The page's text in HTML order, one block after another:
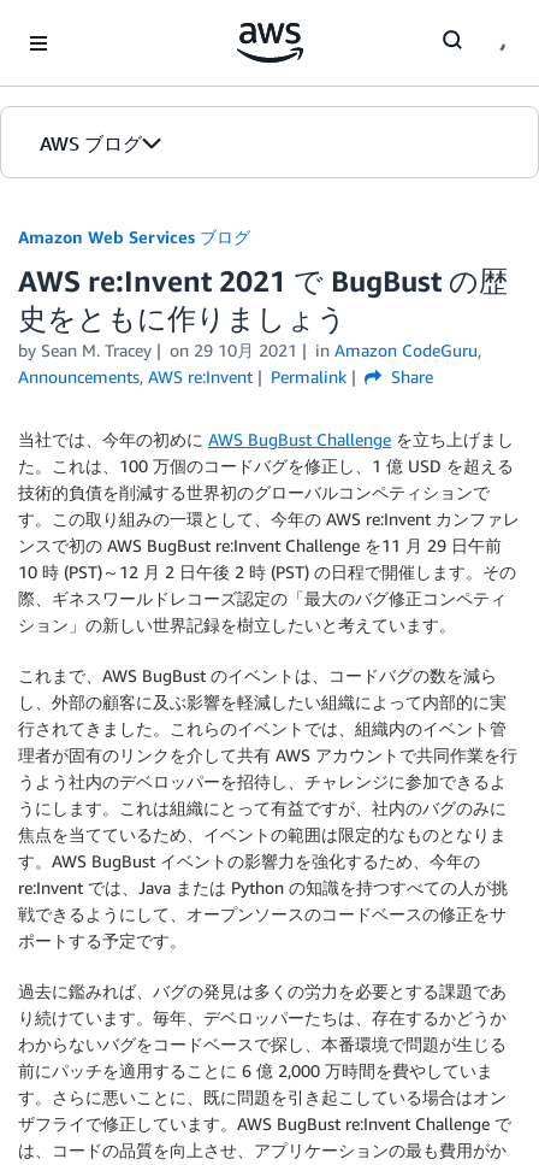
AWS ブログ
カテゴリ
エディション
Amazon Web Services ブログ
AWS re:Invent 2021 で BugBust の歴
史をともに作りましょう
by Sean M. Tracey on 29 10月 2021 in Amazon CodeGuru,
Announcements, AWS re:Invent Permalink Share
当社では、今年の初めに AWS BugBust Challenge を立ち上げまし
た。これは、100 万個のコードバグを修正し、1 億 USD を超える
技術的負債を削減する世界初のグローバルコンペティションで
す。この取り組みの一環として、今年の AWS re:Invent カンファレ
ンスで初の AWS BugBust re:Invent Challenge を11 月 29 日午前
10 時 (PST)～12 月 2 日午後 2 時 (PST) の日程で開催します。その
際、ギネスワールドレコーズ認定の「最大のバグ修正コンペティ
ション」の新しい世界記録を樹立したいと考えています。
これまで、AWS BugBust のイベントは、コードバグの数を減ら
し、外部の顧客に及ぶ影響を軽減したい組織によって内部的に実
行されてきました。これらのイベントでは、組織内のイベント管
理者が固有のリンクを介して共有 AWS アカウントで共同作業を行
うよう社内のデベロッパーを招待し、チャレンジに参加できるよ
うにします。これは組織にとって有益ですが、社内のバグのみに
焦点を当てているため、イベントの範囲は限定的なものとなりま
す。 AWS BugBust イベントの影響力を強化するため、今年の
re:Invent では、Java または Python の知識を持つすべての人が挑
戦できるようにして、オープンソースのコードベースの修正をサ
ポートする予定です。
過去に鑑みれば、バグの発見は多くの労力を必要とする課題であ
り続けています。毎年、デベロッパーたちは、存在するかどうか
わからないバグをコードベースで探し、本番環境で問題が生じる
前にパッチを適用することに 6 億 2,000 万時間を費やしていま
す。さらに悪いことに、既に問題を引き起こしている場合はオン
ザフライで修正しています。AWS BugBust re:Invent Challenge で
は、コードの品質を向上させ、アプリケーションの最も費用がか